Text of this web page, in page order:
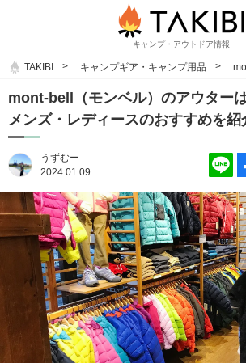
キャンプ・アウトドア情報
TAKIBI キャンプギア・キャンプ用品
mont-bell（モンベル）のアウター
メンズ・レディースのおすすめを紹
うずむー
2024.01.09